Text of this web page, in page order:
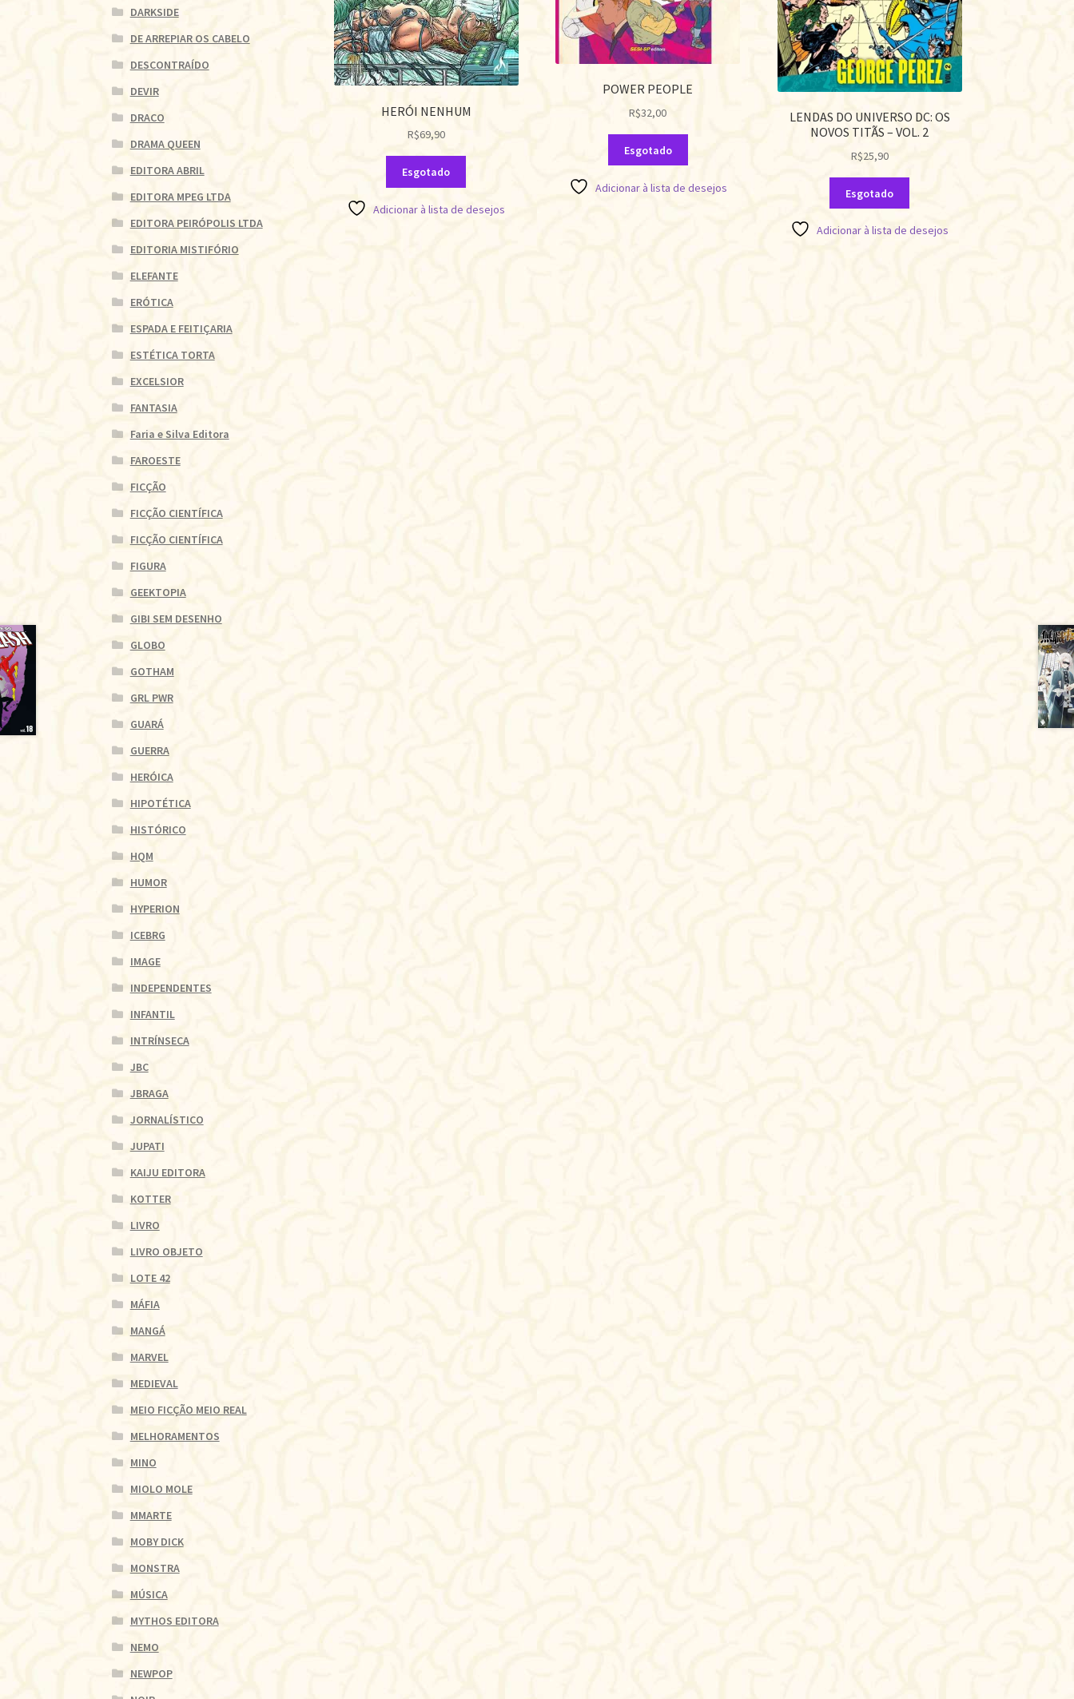
HERÓI NENHUM
R$69,90
Esgotado
Adicionar à lista de desejos
POWER PEOPLE
R$32,00
Esgotado
Adicionar à lista de desejos
LENDAS DO UNIVERSO DC: OS
NOVOS TITÃS – VOL. 2
R$25,90
Esgotado
Adicionar à lista de desejos
DARKSIDE
DE ARREPIAR OS CABELO
DESCONTRAÍDO
DEVIR
DRACO
DRAMA QUEEN
EDITORA ABRIL
EDITORA MPEG LTDA
EDITORA PEIRÓPOLIS LTDA
EDITORIA MISTIFÓRIO
ELEFANTE
ERÓTICA
ESPADA E FEITIÇARIA
ESTÉTICA TORTA
EXCELSIOR
FANTASIA
Faria e Silva Editora
FAROESTE
FICÇÃO
FICÇÃO CIENTÍFICA
FICÇÃO CIENTÍFICA
FIGURA
GEEKTOPIA
GIBI SEM DESENHO
GLOBO
GOTHAM
GRL PWR
GUARÁ
GUERRA
HERÓICA
HIPOTÉTICA
HISTÓRICO
HQM
HUMOR
HYPERION
ICEBRG
IMAGE
INDEPENDENTES
INFANTIL
INTRÍNSECA
JBC
JBRAGA
JORNALÍSTICO
JUPATI
KAIJU EDITORA
KOTTER
LIVRO
LIVRO OBJETO
LOTE 42
MÁFIA
MANGÁ
MARVEL
MEDIEVAL
MEIO FICÇÃO MEIO REAL
MELHORAMENTOS
MINO
MIOLO MOLE
MMARTE
MOBY DICK
MONSTRA
MÚSICA
MYTHOS EDITORA
NEMO
NEWPOP